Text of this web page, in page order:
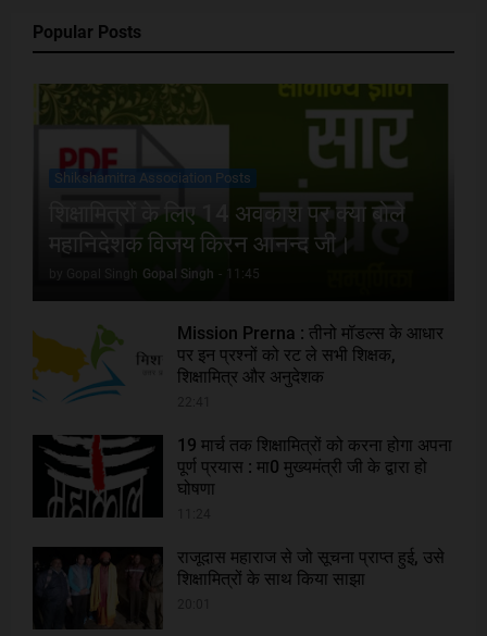
Popular Posts
Shikshamitra Association Posts
शिक्षामित्रों के लिए 14 अवकाश पर क्या बोले
महानिदेशक विजय किरन आनन्द जी।
by Gopal Singh Gopal Singh - 11:45
Mission Prerna : तीनो मॉडल्स के आधार
पर इन प्रश्नों को रट ले सभी शिक्षक,
शिक्षामित्र और अनुदेशक
19 मार्च तक शिक्षामित्रों को करना होगा अपना
पूर्ण प्रयास : मा0 मुख्यमंत्री जी के द्वारा हो
घोषणा
राजूदास महाराज से जो सूचना प्राप्त हुई, उसे
शिक्षामित्रों के साथ किया साझा